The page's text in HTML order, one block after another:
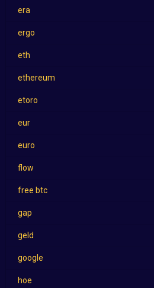
era
ergo
eth
ethereum
etoro
eur
euro
flow
free btc
gap
geld
google
hoe